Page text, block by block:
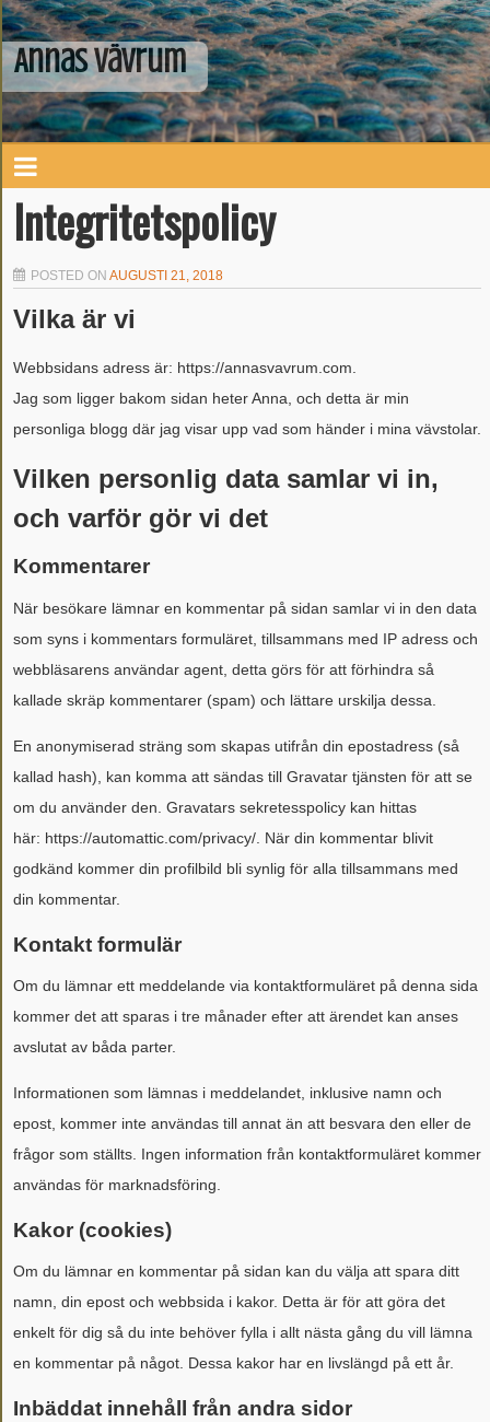
Annas Vävrum
Integritetspolicy
POSTED ON AUGUSTI 21, 2018
Vilka är vi
Webbsidans adress är: https://annasvavrum.com.
Jag som ligger bakom sidan heter Anna, och detta är min
personliga blogg där jag visar upp vad som händer i mina vävstolar.
Vilken personlig data samlar vi in,
och varför gör vi det
Kommentarer
När besökare lämnar en kommentar på sidan samlar vi in den data
som syns i kommentars formuläret, tillsammans med IP adress och
webbläsarens användar agent, detta görs för att förhindra så
kallade skräp kommentarer (spam) och lättare urskilja dessa.
En anonymiserad sträng som skapas utifrån din epostadress (så
kallad hash), kan komma att sändas till Gravatar tjänsten för att se
om du använder den. Gravatars sekretesspolicy kan hittas
här: https://automattic.com/privacy/. När din kommentar blivit
godkänd kommer din profilbild bli synlig för alla tillsammans med
din kommentar.
Kontakt formulär
Om du lämnar ett meddelande via kontaktformuläret på denna sida
kommer det att sparas i tre månader efter att ärendet kan anses
avslutat av båda parter.
Informationen som lämnas i meddelandet, inklusive namn och
epost, kommer inte användas till annat än att besvara den eller de
frågor som ställts. Ingen information från kontaktformuläret kommer
användas för marknadsföring.
Kakor (cookies)
Om du lämnar en kommentar på sidan kan du välja att spara ditt
namn, din epost och webbsida i kakor. Detta är för att göra det
enkelt för dig så du inte behöver fylla i allt nästa gång du vill lämna
en kommentar på något. Dessa kakor har en livslängd på ett år.
Inbäddat innehåll från andra sidor